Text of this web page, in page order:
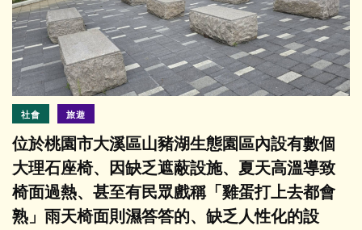
社會 旅遊
位於桃園市大溪區山豬湖生態園區內設有數個
大理石座椅、因缺乏遮蔽設施、夏天高溫導致
椅面過熱、甚至有民眾戲稱「雞蛋打上去都會
熟」雨天椅面則濕答答的、缺乏人性化的設